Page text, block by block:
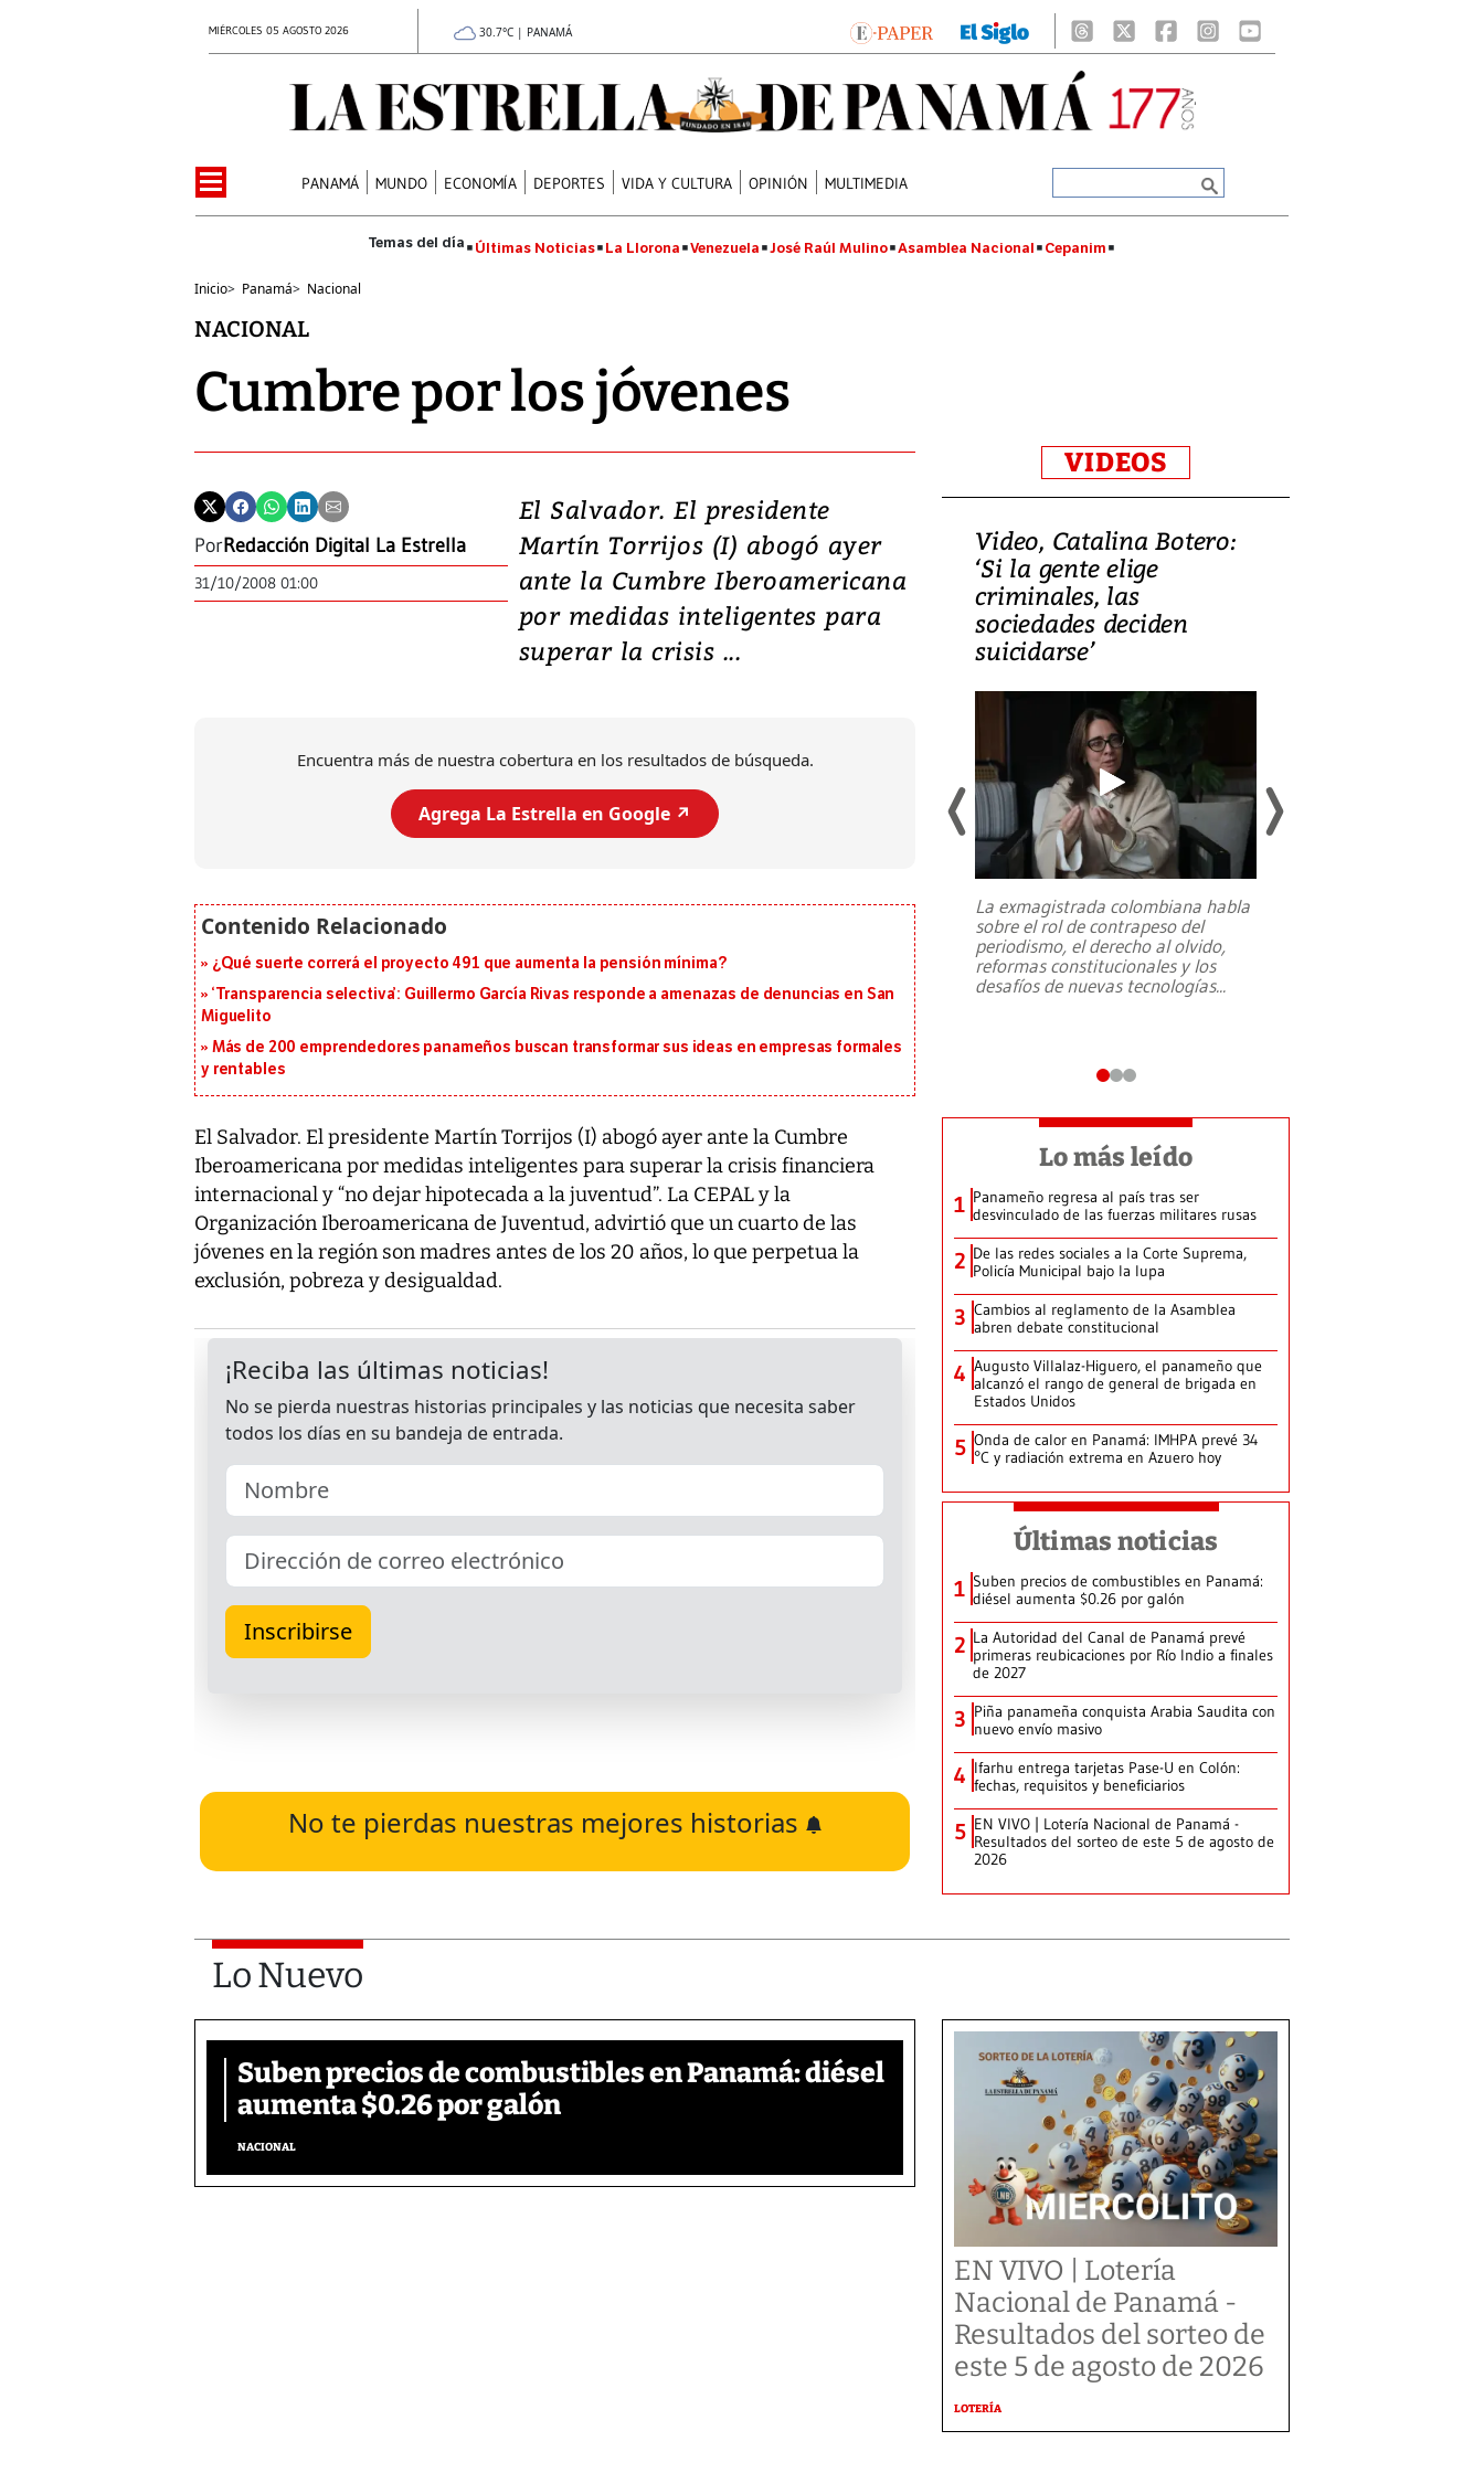
MIÉRCOLES 05 AGOSTO 2026 30.7°C | PANAMÁ
PANAMÁ MUNDO ECONOMÍA DEPORTES VIDA Y CULTURA OPINIÓN MULTIMEDIA
Últimas Noticias La Llorona Venezuela José Raúl Mulino Asamblea Nacional Cepanim
Inicio> Panamá> Nacional
NACIONAL
Cumbre por los jóvenes
PorRedacción Digital La Estrella
31/10/2008 01:00
El Salvador. El presidente
Martín Torrijos (I) abogó ayer
ante la Cumbre Iberoamericana
por medidas inteligentes para
superar la crisis ...
Encuentra más de nuestra cobertura en los resultados de búsqueda.
Agrega La Estrella en Google ↗️
¿Qué suerte correrá el proyecto 491 que aumenta la pensión mínima?
‘Transparencia selectiva’: Guillermo García Rivas responde a amenazas de denuncias en San
Miguelito
Más de 200 emprendedores panameños buscan transformar sus ideas en empresas formales
y rentables
El Salvador. El presidente Martín Torrijos (I) abogó ayer ante la Cumbre
Iberoamericana por medidas inteligentes para superar la crisis financiera
internacional y “no dejar hipotecada a la juventud”. La CEPAL y la
Organización Iberoamericana de Juventud, advirtió que un cuarto de las
jóvenes en la región son madres antes de los 20 años, lo que perpetua la
exclusión, pobreza y desigualdad.
No te pierdas nuestras mejores historias
VIDEOS
Video, Japón: Terremoto
deja heridos y graves
daños en Kumamoto
al sur de Japón, provocando una
Video, Catalina Botero:
‘Si la gente elige
criminales, las
sociedades deciden
suicidarse’
La exmagistrada colombiana habla
sobre el rol de contrapeso del
periodismo, el derecho al olvido,
reformas constitucionales y los
desafíos de nuevas tecnologías...
Lo más leído
1 Panameño regresa al país tras ser
desvinculado de las fuerzas militares rusas
2 De las redes sociales a la Corte Suprema,
Policía Municipal bajo la lupa
3 Cambios al reglamento de la Asamblea
abren debate constitucional
4 Augusto Villalaz-Higuero, el panameño que
alcanzó el rango de general de brigada en
Estados Unidos
5 Onda de calor en Panamá: IMHPA prevé 34
°C y radiación extrema en Azuero hoy
Últimas noticias
1 Suben precios de combustibles en Panamá:
diésel aumenta $0.26 por galón
2 La Autoridad del Canal de Panamá prevé
primeras reubicaciones por Río Indio a finales
de 2027
3 Piña panameña conquista Arabia Saudita con
nuevo envío masivo
4 Ifarhu entrega tarjetas Pase-U en Colón:
fechas, requisitos y beneficiarios
5 EN VIVO | Lotería Nacional de Panamá -
Resultados del sorteo de este 5 de agosto de
2026
Lo Nuevo
Suben precios de combustibles en Panamá: diésel
aumenta $0.26 por galón
NACIONAL
EN VIVO | Lotería
Nacional de Panamá -
Resultados del sorteo de
este 5 de agosto de 2026
LOTERÍA